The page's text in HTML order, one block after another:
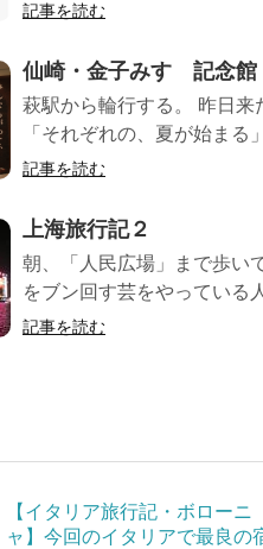
記事を読む
仙崎・金子みすゞ記念館
萩駅から輪行する。 昨日
「それぞれの、夏が始まる
記事を読む
上海旅行記２
朝、「人民広場」まで歩い
をブン回す芸をやっている
記事を読む
【イタリア旅行記・ボローニ
ャ】今回のイタリアで最良の